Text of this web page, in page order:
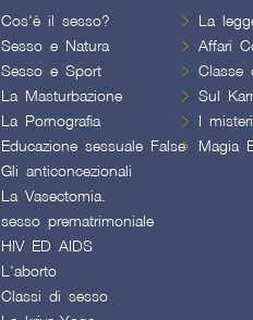
Cos'è il sesso?
Sesso e Natura
Sesso e Sport
La Masturbazione
La Pornografia
Educazione sessuale False
Gli anticoncezionali
La Vasectomia.
sesso prematrimoniale
HIV ED AIDS
L'aborto
Classi di sesso
La
Affari
Classe
Sul
I
Magia